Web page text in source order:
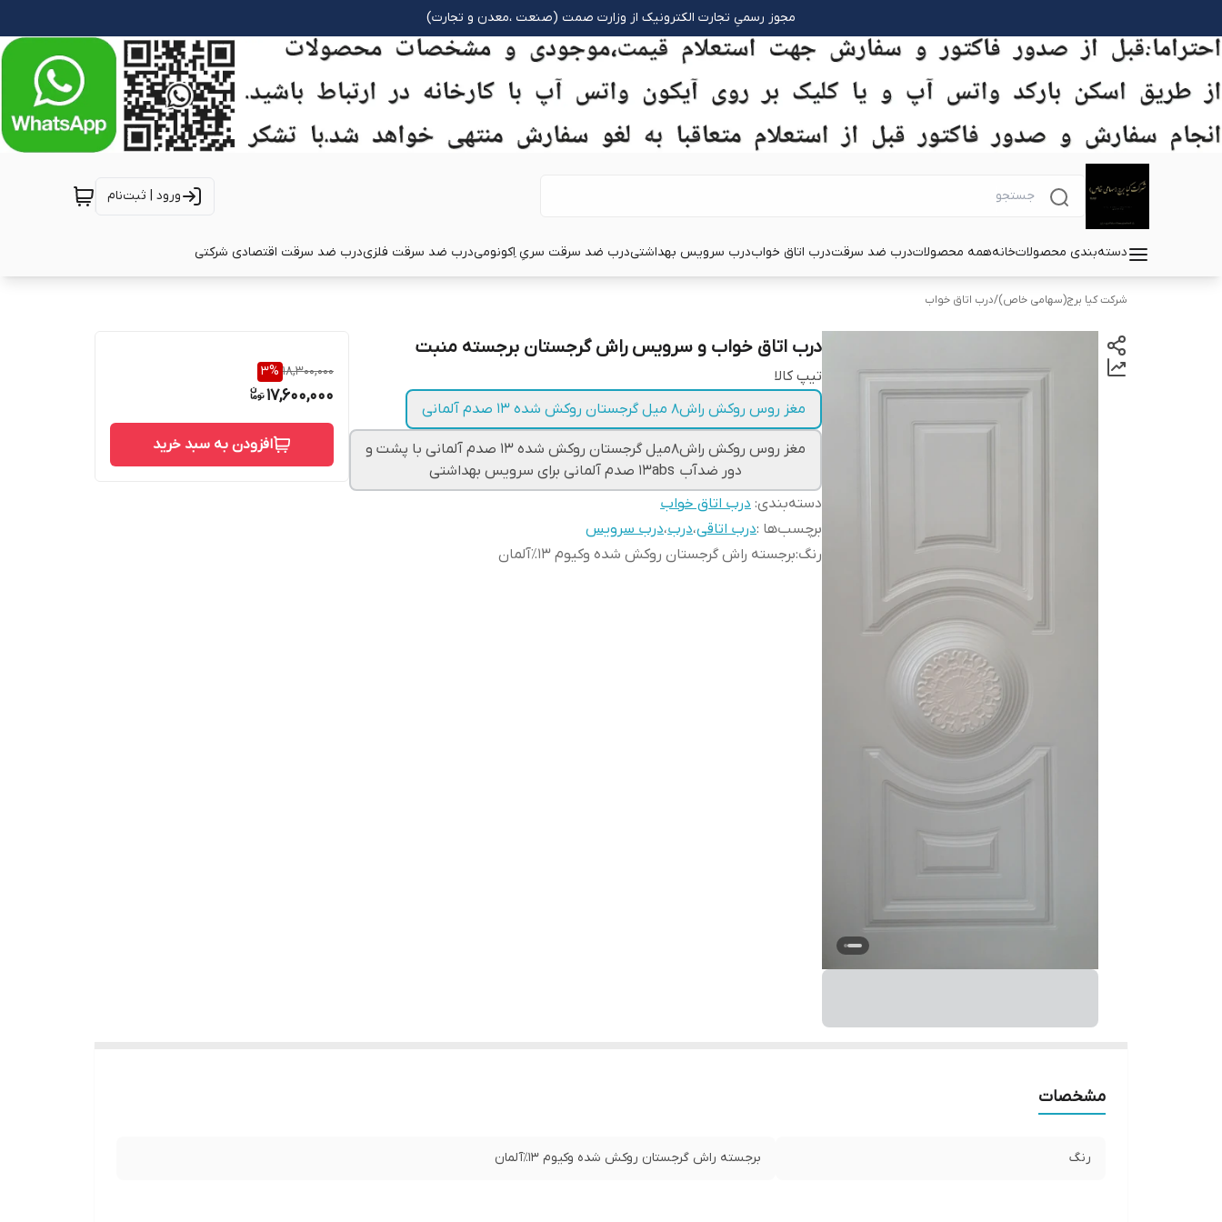
مجوز رسمیِ تجارت الکترونیک از وزارت صمت (صنعت ،معدن و تجارت)
ورود | ثبت‌نام
دسته‌بندی محصولاتخانههمه محصولاتدرب ضد سرقتدرب اتاق خوابدرب سرویس بهداشتیدرب ضد سرقت سریِ اِکونومیدرب ضد سرقت فلزیدرب ضد سرقت اقتصادی شرکتی
شرکت کیا برج(سهامی خاص)/درب اتاق خواب
درب اتاق خواب و سرویس راش گرجستان برجسته منبت
تیپ کالا
مغز روس روکش راش۸ میل گرجستان روکش شده ۱۳ صدم آلمانی
مغز روس روکش راش۸میل گرجستان روکش شده ۱۳ صدم آلمانی با پشت و
دور ضدآب ۱۳abs صدم آلمانی برای سرویس بهداشتی
دسته‌بندی: درب اتاق خواب
برچسب‌ها :درب اتاقی،درب،درب سرویس
رنگ:برجسته راش گرجستان روکش شده وکیوم ۱۳٪آلمان
18,300,000
3%
17,600,000
افزودن به سبد خرید
مشخصات
رنگ برجسته راش گرجستان روکش شده وکیوم ۱۳٪آلمان